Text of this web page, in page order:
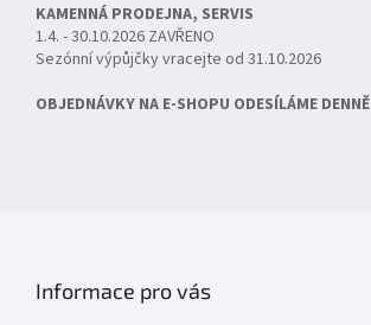
KAMENNÁ PRODEJNA, SERVIS
1.4. - 30.10.2026 ZAVŘENO
Sezónní výpůjčky vracejte od 31.10.2026
OBJEDNÁVKY NA E-SHOPU ODESÍLÁME DENNĚ
Informace pro vás